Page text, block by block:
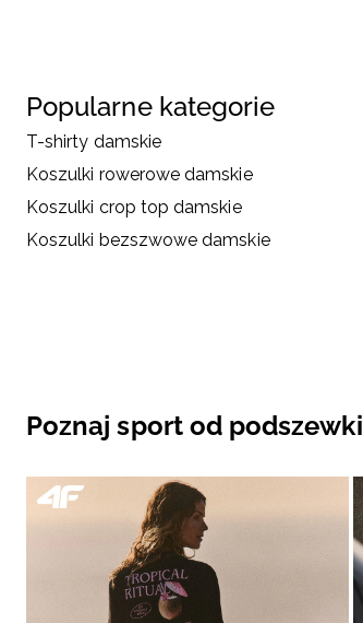
Popularne kategorie
T-shirty damskie
Koszulki rowerowe damskie
Koszulki crop top damskie
Koszulki bezszwowe damskie
Poznaj sport od podszewki